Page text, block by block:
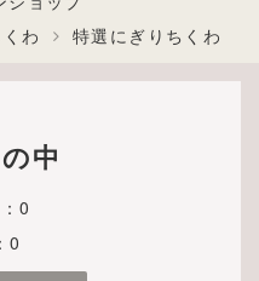
わ 特選にぎりちくわ
中
0
0